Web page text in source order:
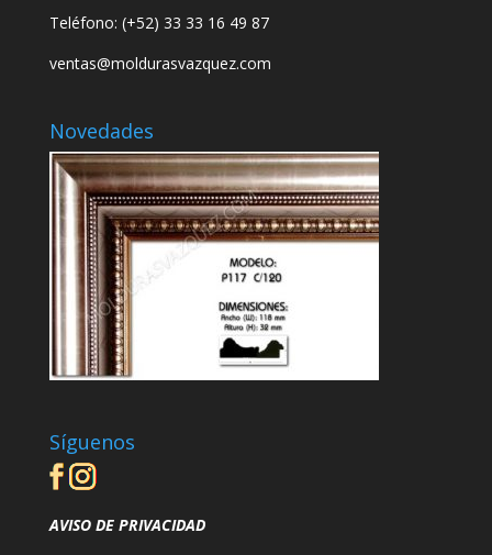
Teléfono: (+52) 33 33 16 49 87
ventas@moldurasvazquez.com
Novedades
Síguenos
AVISO DE PRIVACIDAD